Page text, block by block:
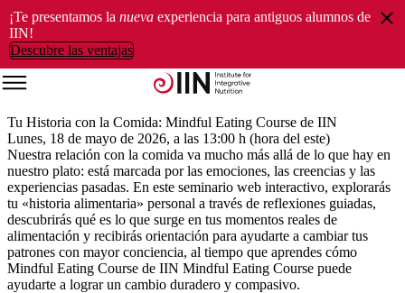
¡Te presentamos la nueva experiencia para antiguos alumnos de
IIN!
Descubre las ventajas
Tu Historia con la Comida: Mindful Eating Course de IIN
Lunes, 18 de mayo de 2026, a las 13:00 h (hora del este)
Nuestra relación con la comida va mucho más allá de lo que hay en
nuestro plato: está marcada por las emociones, las creencias y las
experiencias pasadas. En este seminario web interactivo, explorarás
tu «historia alimentaria» personal a través de reflexiones guiadas,
descubrirás qué es lo que surge en tus momentos reales de
alimentación y recibirás orientación para ayudarte a cambiar tus
patrones con mayor conciencia, al tiempo que aprendes cómo
Mindful Eating Course de IIN Mindful Eating Course puede
ayudarte a lograr un cambio duradero y compasivo.